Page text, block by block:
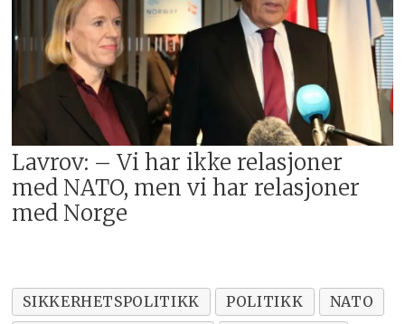
Lavrov: – Vi har ikke relasjoner
med NATO, men vi har relasjoner
med Norge
SIKKERHETSPOLITIKK POLITIKK NATO